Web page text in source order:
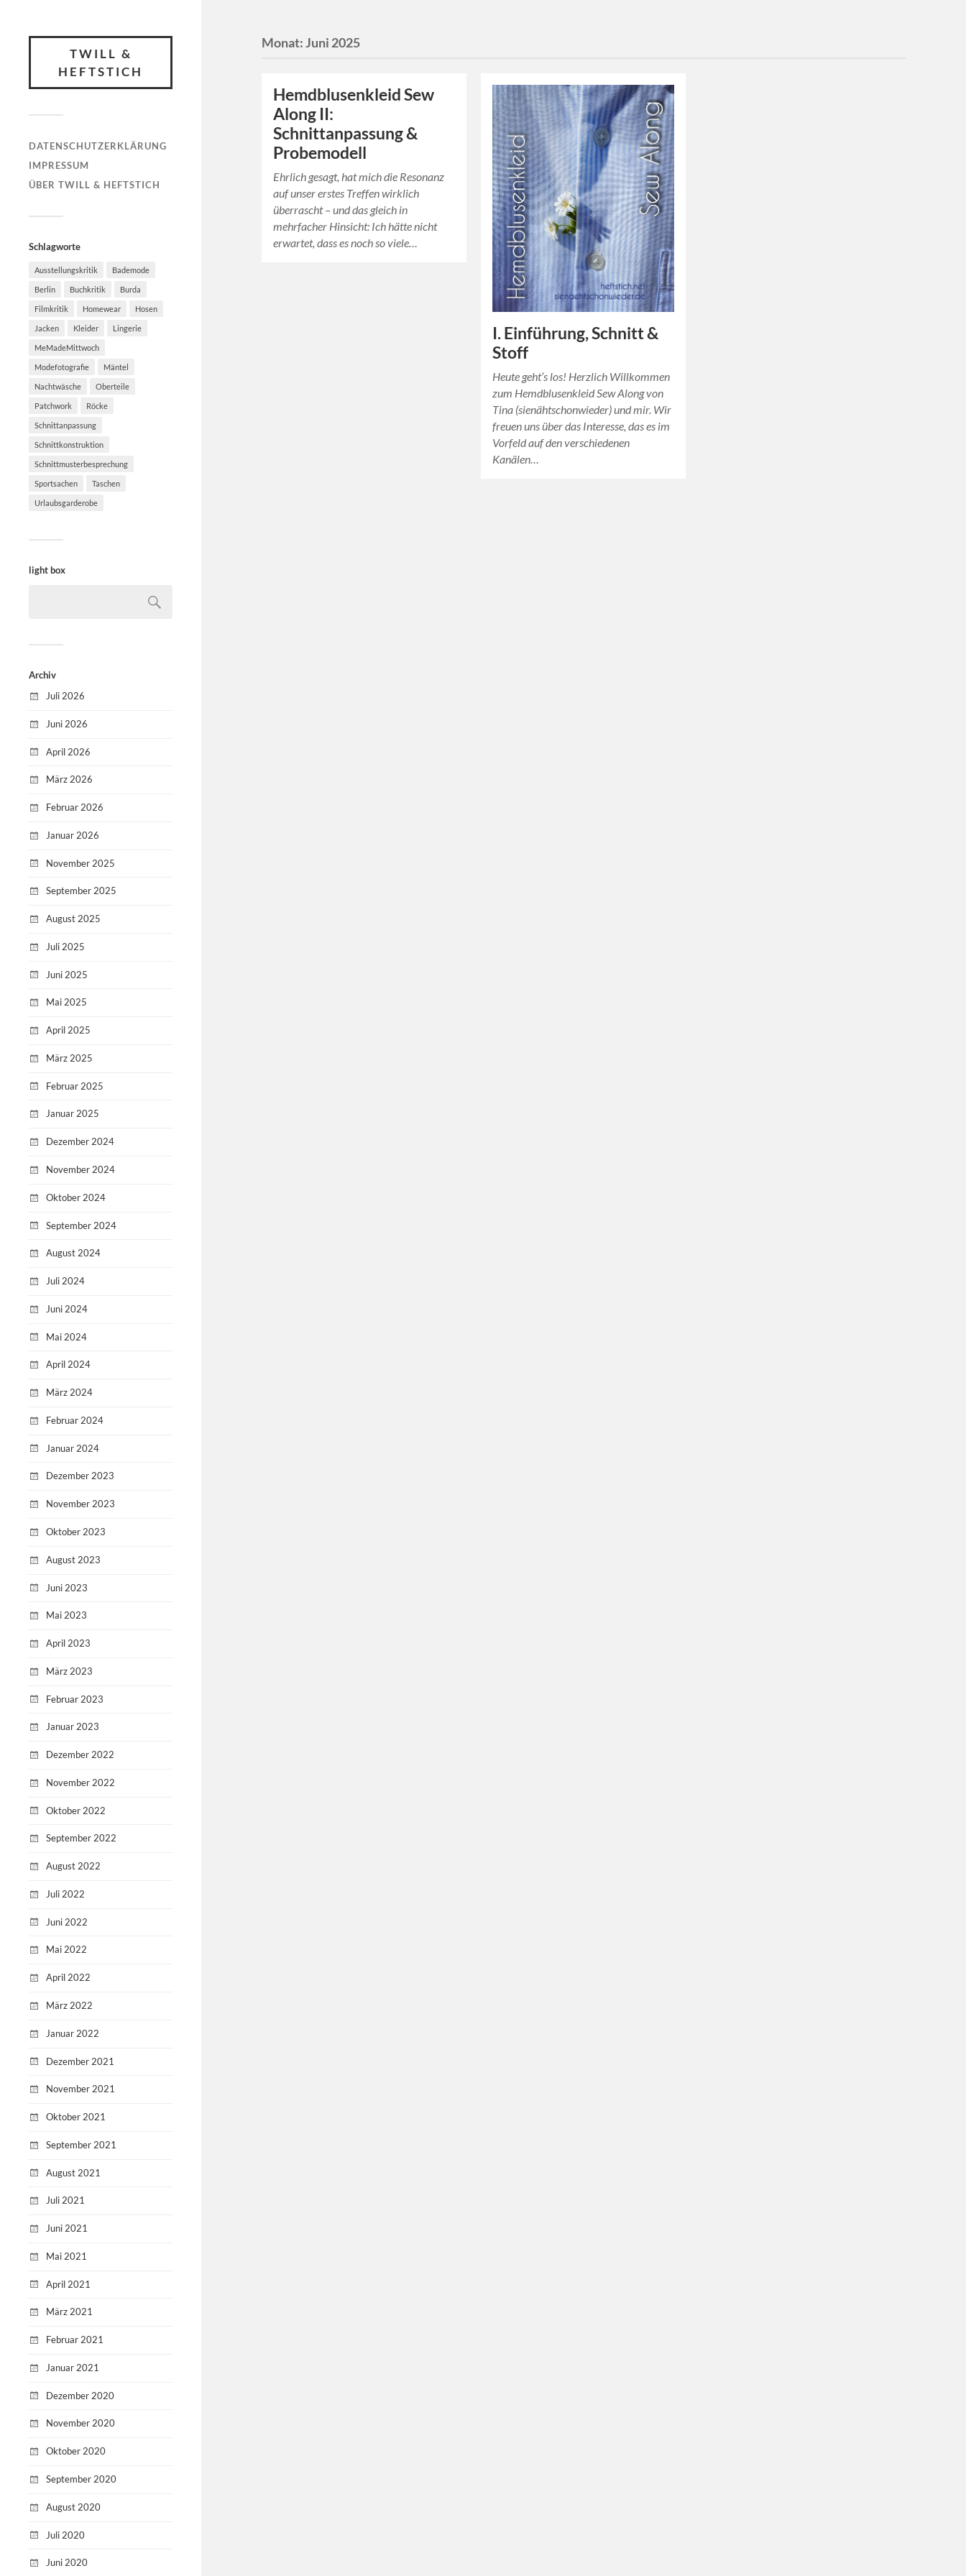
TWILL &
HEFTSTICH
DATENSCHUTZERKLÄRUNG
IMPRESSUM
ÜBER TWILL & HEFTSTICH
Schlagworte
Ausstellungskritik Bademode
Berlin Buchkritik Burda
Filmkritik Homewear Hosen
Jacken Kleider Lingerie
MeMadeMittwoch
Modefotografie Mäntel
Nachtwäsche Oberteile
Patchwork Röcke
Schnittanpassung
Schnittkonstruktion
Schnittmusterbesprechung
Sportsachen Taschen
Urlaubsgarderobe
light box
Archiv
Juli 2026
Juni 2026
April 2026
März 2026
Februar 2026
Januar 2026
November 2025
September 2025
August 2025
Juli 2025
Juni 2025
Mai 2025
April 2025
März 2025
Februar 2025
Januar 2025
Dezember 2024
November 2024
Oktober 2024
September 2024
August 2024
Juli 2024
Juni 2024
Mai 2024
April 2024
März 2024
Februar 2024
Januar 2024
Dezember 2023
November 2023
Oktober 2023
August 2023
Juni 2023
Mai 2023
April 2023
März 2023
Februar 2023
Januar 2023
Dezember 2022
November 2022
Oktober 2022
September 2022
August 2022
Juli 2022
Juni 2022
Mai 2022
April 2022
März 2022
Januar 2022
Dezember 2021
November 2021
Oktober 2021
September 2021
August 2021
Juli 2021
Juni 2021
Mai 2021
April 2021
März 2021
Februar 2021
Januar 2021
Dezember 2020
November 2020
Oktober 2020
September 2020
August 2020
Juli 2020
Juni 2020
Monat:Juni 2025
Hemdblusenkleid Sew
Along II:
Schnittanpassung &
Probemodell
Ehrlich gesagt, hat mich die Resonanz
auf unser erstes Treffen wirklich
überrascht – und das gleich in
mehrfacher Hinsicht: Ich hätte nicht
erwartet, dass es noch so viele…
I. Einführung, Schnitt &
Stoff
Heute geht’s los! Herzlich Willkommen
zum Hemdblusenkleid Sew Along von
Tina (sienähtschonwieder) und mir. Wir
freuen uns über das Interesse, das es im
Vorfeld auf den verschiedenen
Kanälen…